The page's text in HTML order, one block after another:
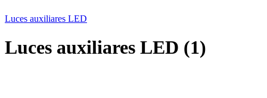
Luces auxiliares LED
Luces auxiliares LED (1)